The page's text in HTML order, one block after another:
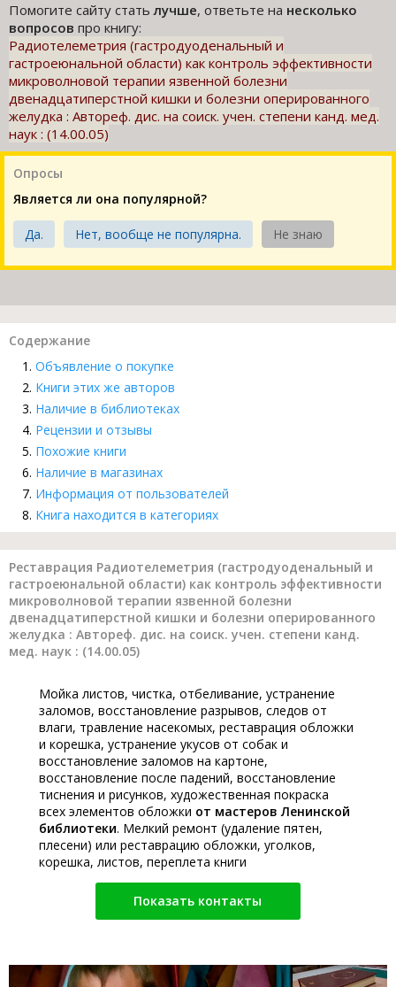
Помогите сайту статьлучше, ответьте на несколько
вопросов про книгу:
Радиотелеметрия (гастродуоденальный и
гастроеюнальной области) как контроль эффективности
микроволновой терапии язвенной болезни
двенадцатиперстной кишки и болезни оперированного
желудка : Автореф. дис. на соиск. учен. степени канд. мед.
наук : (14.00.05)
Опросы
Является ли она популярной?
Да. Нет, вообще не популярна. Не знаю
Содержание
Объявление о покупке
Книги этих же авторов
Наличие в библиотеках
Рецензии и отзывы
Похожие книги
Наличие в магазинах
Информация от пользователей
Книга находится в категориях
Реставрация Радиотелеметрия (гастродуоденальный и
гастроеюнальной области) как контроль эффективности
микроволновой терапии язвенной болезни
двенадцатиперстной кишки и болезни оперированного
желудка : Автореф. дис. на соиск. учен. степени канд.
мед. наук : (14.00.05)
Мойка листов, чистка, отбеливание, устранение
заломов, восстановление разрывов, следов от
влаги, травление насекомых, реставрация обложки
и корешка, устранение укусов от собак и
восстановление заломов на картоне,
восстановление после падений, восстановление
тиснения и рисунков, художественная покраска
всех элементов обложки от мастеров Ленинской
библиотеки. Мелкий ремонт (удаление пятен,
плесени) или реставрацию обложки, уголков,
корешка, листов, переплета книги
Показать контакты